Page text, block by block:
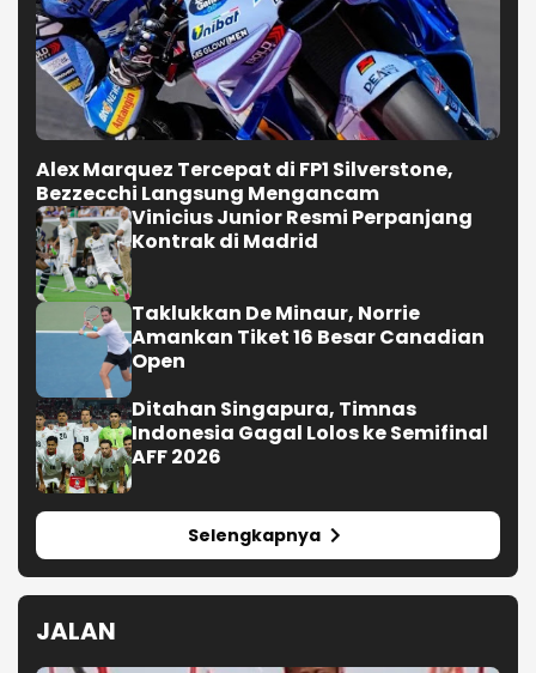
Alex Marquez Tercepat di FP1 Silverstone,
Bezzecchi Langsung Mengancam
Vinicius Junior Resmi Perpanjang
Kontrak di Madrid
Taklukkan De Minaur, Norrie
Amankan Tiket 16 Besar Canadian
Open
Ditahan Singapura, Timnas
Indonesia Gagal Lolos ke Semifinal
AFF 2026
Selengkapnya
JALAN